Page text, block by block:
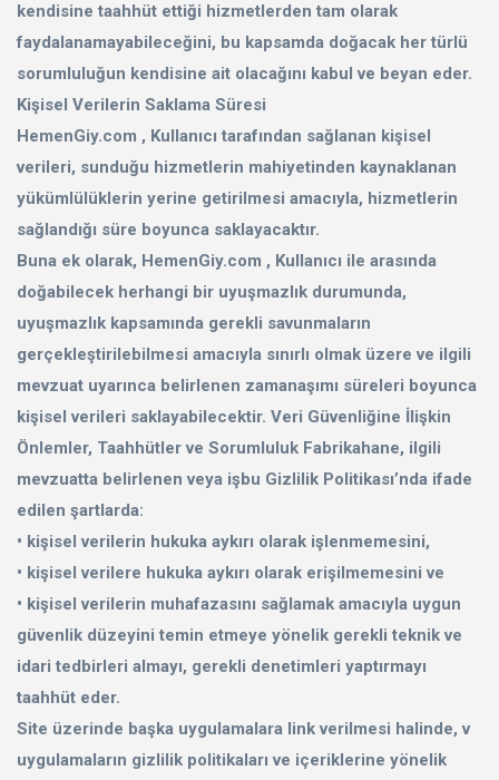
kendisine taahhüt ettiği hizmetlerden tam olarak
faydalanamayabileceğini, bu kapsamda doğacak her türlü
sorumluluğun kendisine ait olacağını kabul ve beyan eder.
Kişisel Verilerin Saklama Süresi
HemenGiy.com , Kullanıcı tarafından sağlanan kişisel
verileri, sunduğu hizmetlerin mahiyetinden kaynaklanan
yükümlülüklerin yerine getirilmesi amacıyla, hizmetlerin
sağlandığı süre boyunca saklayacaktır.
Buna ek olarak, HemenGiy.com , Kullanıcı ile arasında
doğabilecek herhangi bir uyuşmazlık durumunda,
uyuşmazlık kapsamında gerekli savunmaların
gerçekleştirilebilmesi amacıyla sınırlı olmak üzere ve ilgili
mevzuat uyarınca belirlenen zamanaşımı süreleri boyunca
kişisel verileri saklayabilecektir. Veri Güvenliğine İlişkin
Önlemler, Taahhütler ve Sorumluluk Fabrikahane, ilgili
mevzuatta belirlenen veya işbu Gizlilik Politikası’nda ifade
edilen şartlarda:
• kişisel verilerin hukuka aykırı olarak işlenmemesini,
• kişisel verilere hukuka aykırı olarak erişilmemesini ve
• kişisel verilerin muhafazasını sağlamak amacıyla uygun
güvenlik düzeyini temin etmeye yönelik gerekli teknik ve
idari tedbirleri almayı, gerekli denetimleri yaptırmayı
taahhüt eder.
Site üzerinde başka uygulamalara link verilmesi halinde, v
uygulamaların gizlilik politikaları ve içeriklerine yönelik